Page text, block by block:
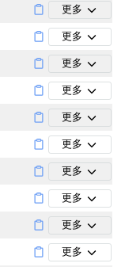
搜尋
更多
更多
更多
更多
更多
更多
更多
更多
更多
更多